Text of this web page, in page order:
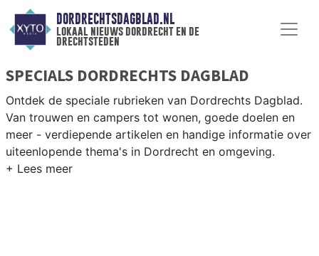
DORDRECHTSDAGBLAD.NL
lokaal nieuws dordrecht en de
drechtsteden
SPECIALS DORDRECHTS DAGBLAD
Ontdek de speciale rubrieken van Dordrechts Dagblad.
Van trouwen en campers tot wonen, goede doelen en
meer - verdiepende artikelen en handige informatie over
uiteenlopende thema's in Dordrecht en omgeving.